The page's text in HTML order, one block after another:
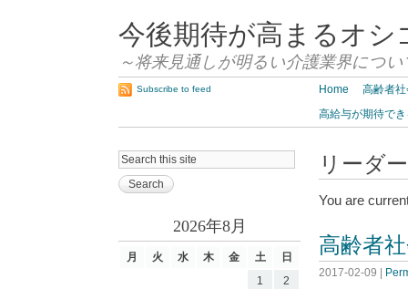
今後期待が高まるオシ
～将来見通しが明るい介護業界につ
Home
高齢者
高給与が期待で
Subscribe to feed
リーダー
You are
高齢者
2017-02-09 |
2026年8月
月 火 水 木 金 土
日
1
2